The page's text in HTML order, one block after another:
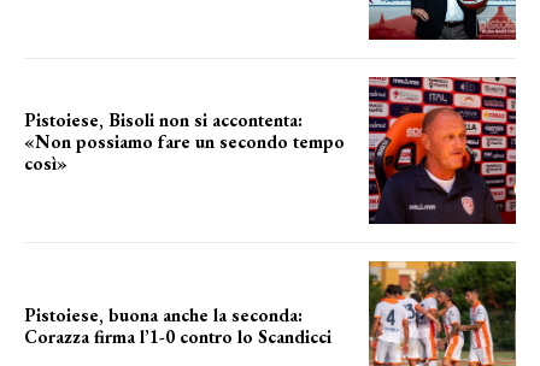
Pistoiese, Bisoli non si accontenta:
«Non possiamo fare un secondo tempo
così»
Pistoiese, buona anche la seconda:
Corazza firma l’1-0 contro lo Scandicci